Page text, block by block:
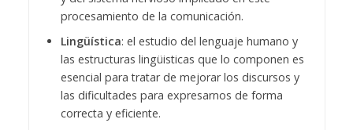
procesamiento de la comunicación.
Lingüística: el estudio del lenguaje humano y
las estructuras lingüisticas que lo componen es
esencial para tratar de mejorar los discursos y
las dificultades para expresarnos de forma
correcta y eficiente.